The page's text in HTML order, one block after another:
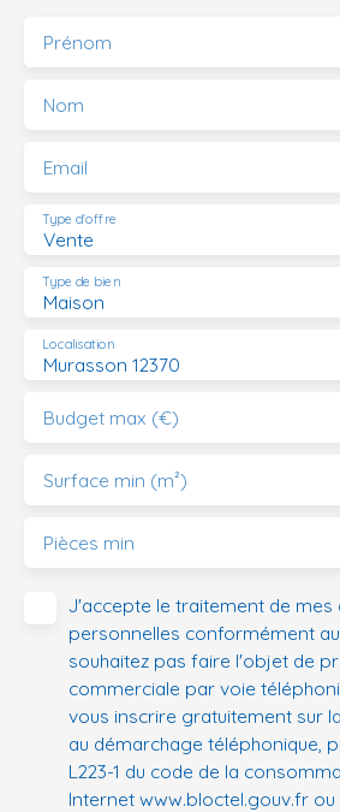
Prénom
Nom
Email
Vente
Type d'offre
Maison
Type de bien
Murasson 12370
Localisation
Budget max (€)
Surface min (m²)
Pièces min
J'accepte le traitement de mes
personnelles conformément au
souhaitez pas faire l'objet de
commerciale par voie
vous inscrire gratuitement sur
au démarchage téléphonique,
L223-1 du code de la
Internet www.bloctel.gouv.fr